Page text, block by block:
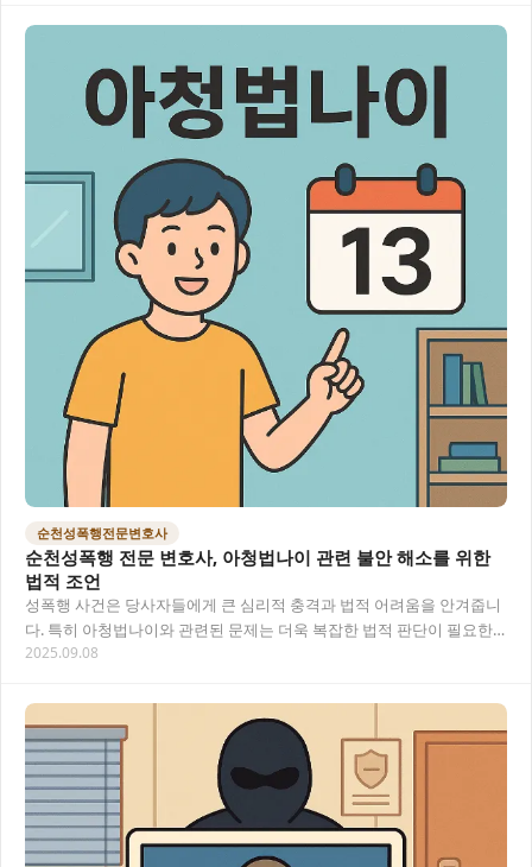
순천성폭행전문변호사
순천성폭행 전문 변호사, 아청법나이 관련 불안 해소를 위한
법적 조언
성폭행 사건은 당사자들에게 큰 심리적 충격과 법적 어려움을 안겨줍니
다. 특히 아청법나이와 관련된 문제는 더욱 복잡한 법적 판단이 필요한
경우가 많습니다. 이 글에서는 성폭행 사건에…
2025.09.08